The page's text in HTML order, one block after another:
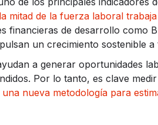
mitad de la fuerza laboral
financieras de desarrollo como
un crecimiento sostenible
a generar oportunidades
Por lo tanto, es clave
nueva metodología para